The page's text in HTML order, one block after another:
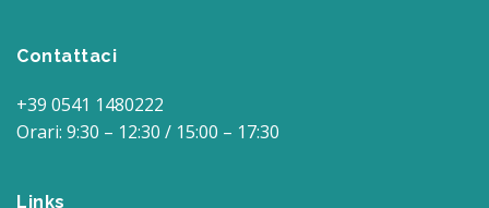
Contattaci
+39 0541 1480222
Orari: 9:30 – 12:30 / 15:00 – 17:30
Links